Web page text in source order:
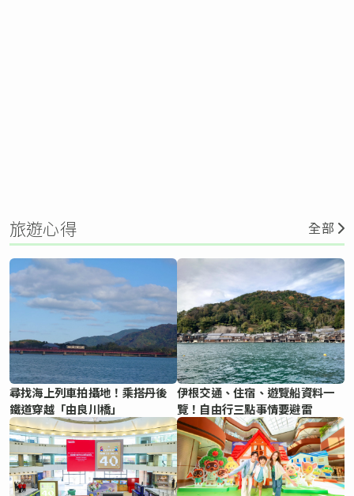
旅遊心得 全部
尋找海上列車拍攝地！乘搭丹後
鐵道穿越「由良川橋」
伊根交通、住宿、遊覽船資料一
覽！自由行三點事情要避雷